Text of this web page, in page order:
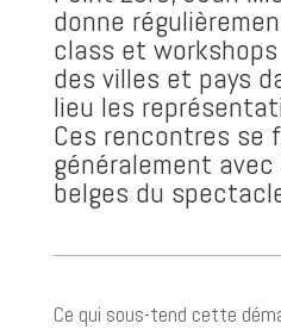
donne
class et
des villes et pays
lieu les
Ces rencontres se
généralement
belges du
Ce qui sous-tend cette